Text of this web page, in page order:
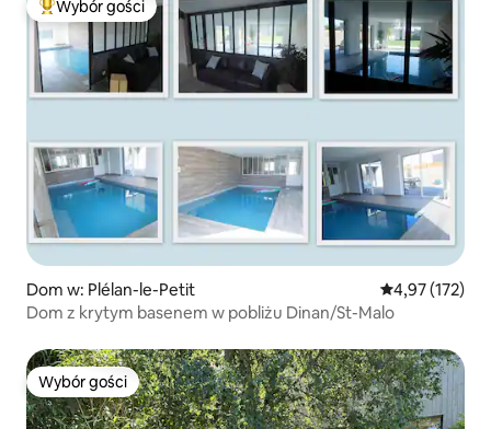
Najpopularniejsze z kategorii Wybór gości
Wybór gości
Dom w: Plélan-le-Petit Średnia
4,97 (172)
Dom z krytym basenem w pobliżu Dinan/St-Malo
Wybór gości
Wybór gości